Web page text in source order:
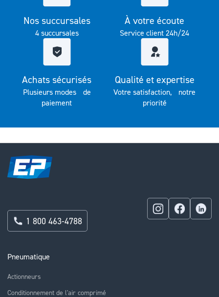
Nos succursales
4 succursales
À votre écoute
Service client 24h/24
Achats sécurisés
Plusieurs modes de
paiement
Qualité et expertise
Votre satisfaction, notre
priorité
Pneumatique
Actionneurs
Conditionnement de l'air comprimé
1 800 463-4788